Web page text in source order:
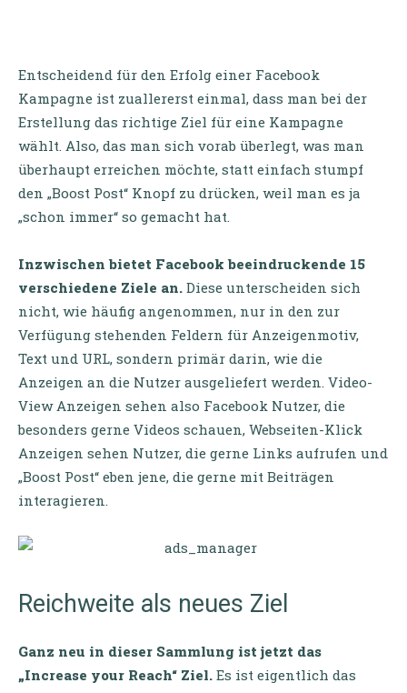
Entscheidend für den Erfolg einer Facebook
Kampagne ist zuallererst einmal, dass man bei der
Erstellung das richtige Ziel für eine Kampagne
wählt. Also, das man sich vorab überlegt, was man
überhaupt erreichen möchte, statt einfach stumpf
den „Boost Post“ Knopf zu drücken, weil man es ja
„schon immer“ so gemacht hat.
Inzwischen bietet Facebook beeindruckende 15
verschiedene Ziele an. Diese unterscheiden sich
nicht, wie häufig angenommen, nur in den zur
Verfügung stehenden Feldern für Anzeigenmotiv,
Text und URL, sondern primär darin, wie die
Anzeigen an die Nutzer ausgeliefert werden. Video-
View Anzeigen sehen also Facebook Nutzer, die
besonders gerne Videos schauen, Webseiten-Klick
Anzeigen sehen Nutzer, die gerne Links aufrufen und
„Boost Post“ eben jene, die gerne mit Beiträgen
interagieren.
Reichweite als neues Ziel
Ganz neu in dieser Sammlung ist jetzt das
„Increase your Reach“ Ziel. Es ist eigentlich das